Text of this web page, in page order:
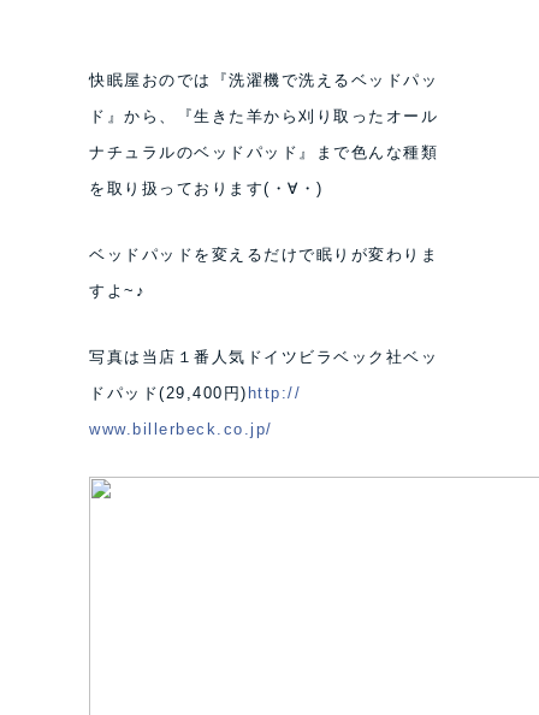
快眠屋おのでは『洗濯機で洗えるベッドパッ
ド』から、『生きた羊から刈り取ったオール
ナチュラルのベッドパッド 』まで色んな種類
を取り扱っております(・∀・)
ベッドパッドを変えるだけで眠りが変わりま
すよ~♪
写真は当店１番人気ドイツビラベック社ベッ
ドパッド(29,400円) http://
www.billerbeck.co.jp/